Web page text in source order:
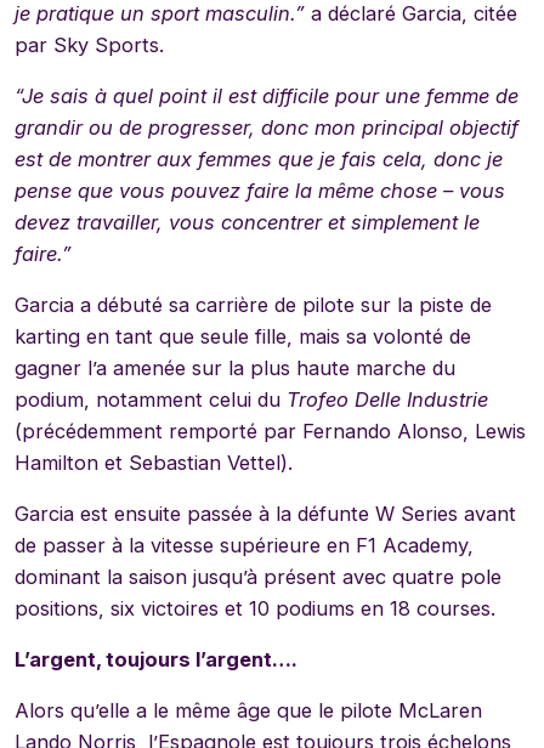
je pratique un sport masculin.” a déclaré Garcia, citée
par Sky Sports.
“Je sais à quel point il est difficile pour une femme de
grandir ou de progresser, donc mon principal objectif
est de montrer aux femmes que je fais cela, donc je
pense que vous pouvez faire la même chose – vous
devez travailler, vous concentrer et simplement le
faire.”
Garcia a débuté sa carrière de pilote sur la piste de
karting en tant que seule fille, mais sa volonté de
gagner l’a amenée sur la plus haute marche du
podium, notamment celui du Trofeo Delle Industrie
(précédemment remporté par Fernando Alonso, Lewis
Hamilton et Sebastian Vettel).
Garcia est ensuite passée à la défunte W Series avant
de passer à la vitesse supérieure en F1 Academy,
dominant la saison jusqu’à présent avec quatre pole
positions, six victoires et 10 podiums en 18 courses.
L’argent, toujours l’argent….
Alors qu’elle a le même âge que le pilote McLaren
Lando Norris, l’Espagnole est toujours trois échelons